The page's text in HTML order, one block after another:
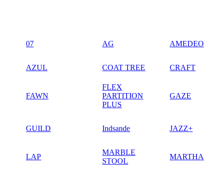
07 AG AMEDEO
AZUL COAT TREE CRAFT
FAWN
FLEX
PARTITION
PLUS
GAZE
GUILD Indsande JAZZ+
LAP
MARBLE
STOOL
MARTHA